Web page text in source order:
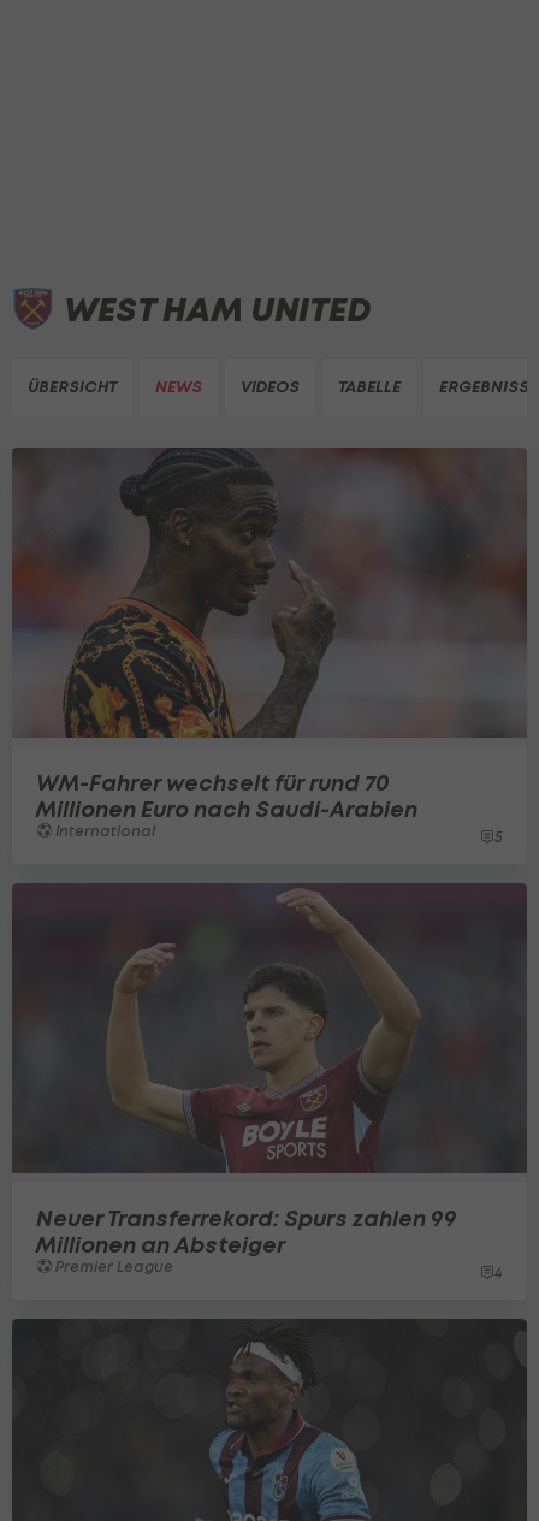
WEST HAM UNITED
ÜBERSICHT NEWS VIDEOS TABELLE ERGEBNISSE
WM-Fahrer wechselt für rund 70
Millionen Euro nach Saudi-Arabien
International 5
Neuer Transferrekord: Spurs zahlen 99
Millionen an Absteiger
Premier League 4